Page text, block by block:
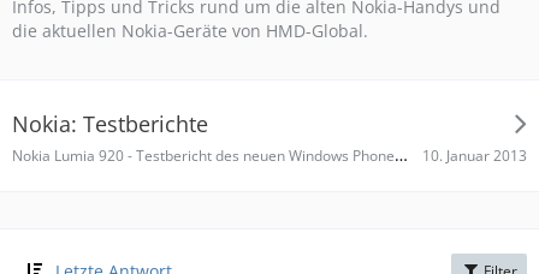
Infos, Tipps und Tricks rund um die alten Nokia-Handys und
die aktuellen Nokia-Geräte von HMD-Global.
Nokia: Testberichte
Nokia Lumia 920 - Testbericht des neuen Windows Phone Flaggschiffs 10. Januar 2013